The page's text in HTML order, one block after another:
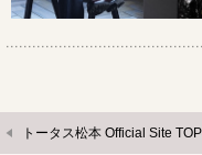
トータス松本 Official Site